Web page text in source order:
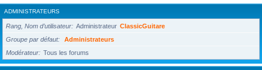
ADMINISTRATEURS
Rang, Nom d’utilisateur Administrateur ClassicGuitare
Groupe par défaut
Administrateurs
Modérateur
Tous les forums